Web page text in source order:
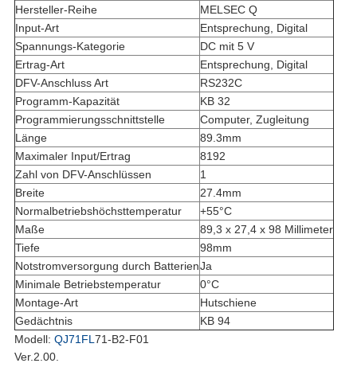
Hersteller-Reihe
MELSEC Q
Input-Art
Entsprechung, Digital
Spannungs-Kategorie
DC mit 5 V
Ertrag-Art
Entsprechung, Digital
DFV-Anschluss Art
RS232C
Programm-Kapazität
KB 32
Programmierungsschnittstelle
Computer, Zugleitung
Länge
89.3mm
Maximaler Input/Ertrag
8192
Zahl von DFV-Anschlüssen
1
Breite
27.4mm
Normalbetriebshöchsttemperatur
+55°C
Maße
89,3 x 27,4 x 98 Millimeter
Tiefe
98mm
Notstromversorgung durch BatterienJa
Minimale Betriebstemperatur
0°C
Montage-Art
Hutschiene
Gedächtnis
KB 94
Modell: QJ71FL71-B2-F01
Ver.2.00.